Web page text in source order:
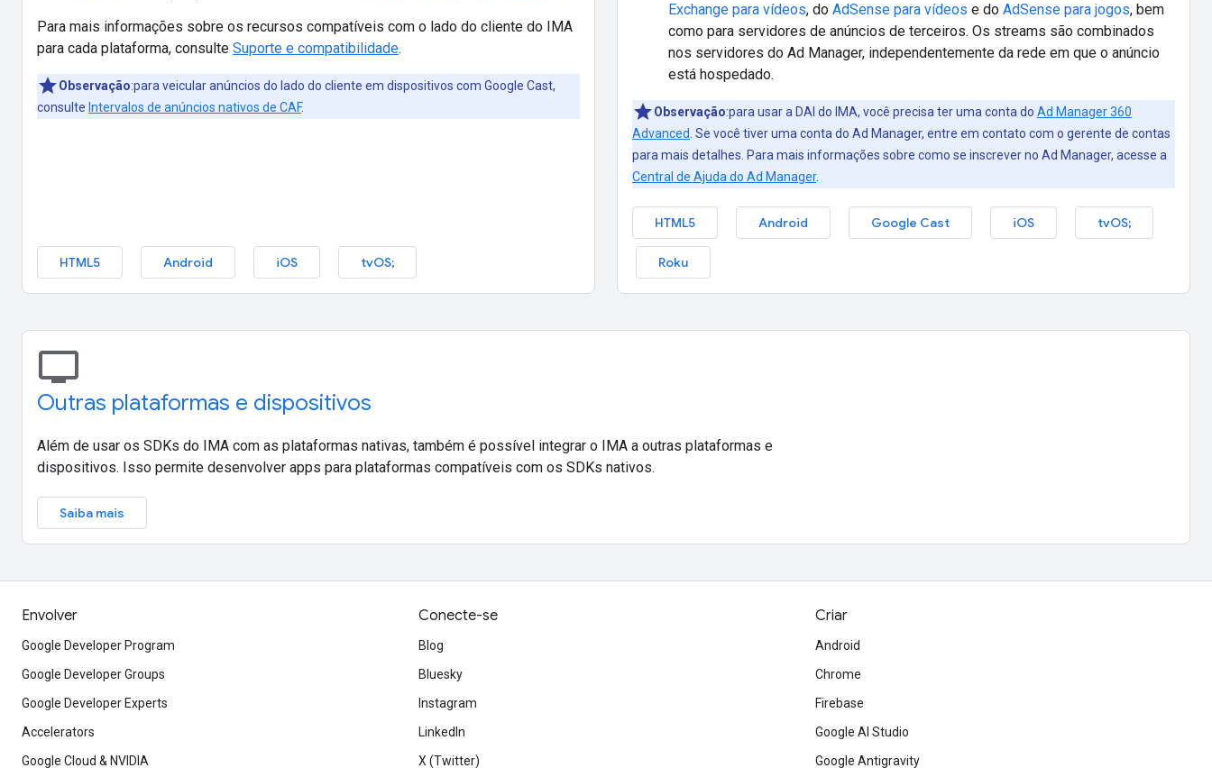
Para mais informações sobre os recursos compatíveis com o lado do cliente do IMA
para cada plataforma, consulte Suporte e compatibilidade.
Observação:para veicular anúncios do lado do cliente em dispositivos com Google Cast,
consulte Intervalos de anúncios nativos de CAF.
HTML5 Android iOS tvOS;
Exchange para vídeos, do AdSense para vídeos e do AdSense para jogos, bem
como para servidores de anúncios de terceiros. Os streams são combinados
nos servidores do Ad Manager, independentemente da rede em que o anúncio
está hospedado.
Observação:para usar a DAI do IMA, você precisa ter uma conta do Ad Manager 360
Advanced . Se você tiver uma conta do Ad Manager, entre em contato com o gerente de contas
para mais detalhes. Para mais informações sobre como se inscrever no Ad Manager, acesse a
Central de Ajuda do Ad Manager.
HTML5 Android Google Cast iOS tvOS;
Roku
tv
Outras plataformas e dispositivos
Além de usar os SDKs do IMA com as plataformas nativas, também é possível integrar o IMA a outras plataformas e
dispositivos. Isso permite desenvolver apps para plataformas compatíveis com os SDKs nativos.
Saiba mais
Envolver
Google Developer Program
Google Developer Groups
Google Developer Experts
Accelerators
Google Cloud & NVIDIA
Conecte-se
Blog
Bluesky
Instagram
LinkedIn
X (Twitter)
Criar
Android
Chrome
Firebase
Google AI Studio
Google Antigravity